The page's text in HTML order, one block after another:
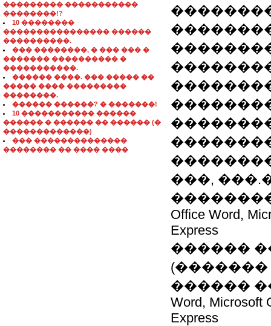
��������� �����������
��������!?
10 ��������
���������������� ������
����������.
��� ��������, � ��� ��� �
������� ���������� �
�����������.
������ ����. ��� ����� ��
����� ���� ���������
��������.
������ ������? � �������!
10 ����������� ������
������ � ������ �� ������ (�
�������������)
��� ��������������
�������� �� ���� ����
���,
��������
Office Word,
Express
������
������
Word, Microsoft
Express